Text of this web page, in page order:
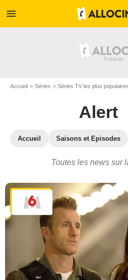
menu
Accueil Séries Séries TV les plus populaires
Alert
Accueil Saisons et Episodes
Toutes les news sur